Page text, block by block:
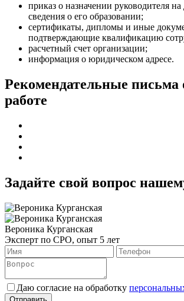
приказ о назначении руководителя
сведения о его образовании;
сертификаты, дипломы и иные
подтверждающие квалификацию
расчетный счет организации;
информация о юридическом адресе.
Рекомендательные письма
работе
Задайте свой вопрос
Вероника Курганская
Эксперт по СРО, опыт 5 лет
Даю согласие на обработку